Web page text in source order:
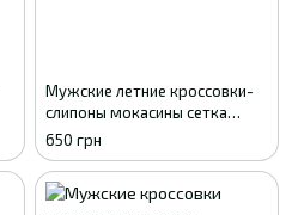
Мужские летние кроссовки-
слипоны мокасины сетка
DAGO черные 41
650 грн